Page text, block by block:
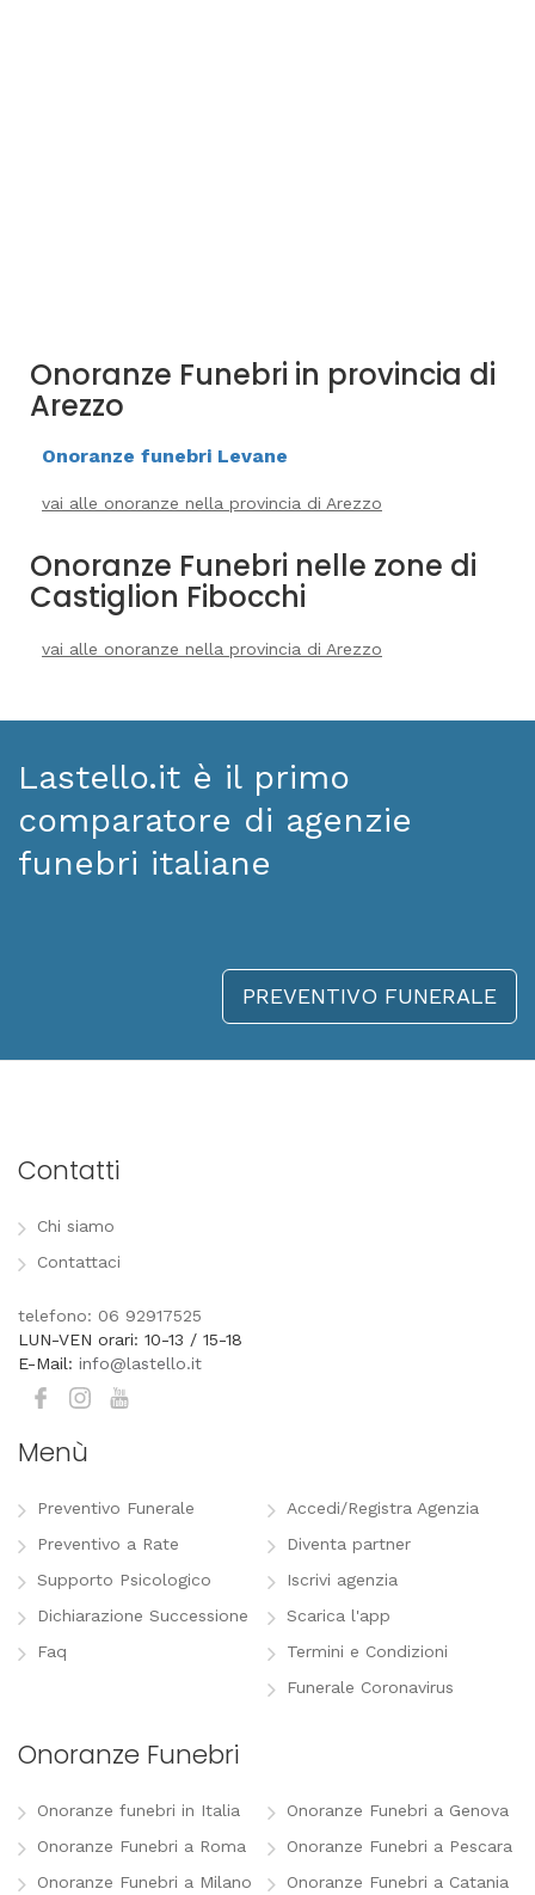
Onoranze Funebri in provincia di
Arezzo
Onoranze funebri Levane
vai alle onoranze nella provincia di Arezzo
Onoranze Funebri nelle zone di
Castiglion Fibocchi
vai alle onoranze nella provincia di Arezzo
Lastello.it è il primo
comparatore di agenzie
funebri italiane
PREVENTIVO FUNERALE
Contatti
Chi siamo
Contattaci
telefono: 06 92917525
LUN-VEN orari: 10-13 / 15-18
E-Mail: info@lastello.it
Menù
Preventivo Funerale
Preventivo a Rate
Supporto Psicologico
Dichiarazione Successione
Faq
Accedi/Registra Agenzia
Diventa partner
Iscrivi agenzia
Scarica l'app
Termini e Condizioni
Funerale Coronavirus
Onoranze Funebri
Onoranze funebri in Italia
Onoranze Funebri a Roma
Onoranze Funebri a Milano
Onoranze Funebri a Genova
Onoranze Funebri a Pescara
Onoranze Funebri a Catania